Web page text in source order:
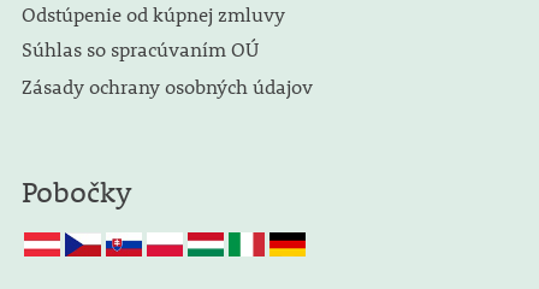
Odstúpenie od kúpnej zmluvy
Súhlas so spracúvaním OÚ
Zásady ochrany osobných údajov
Pobočky